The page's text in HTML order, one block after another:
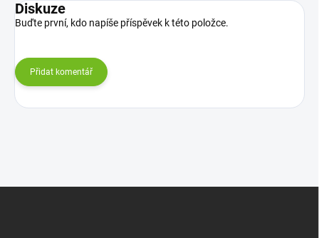
Diskuze
Buďte první, kdo napíše příspěvek k této položce.
Přidat komentář